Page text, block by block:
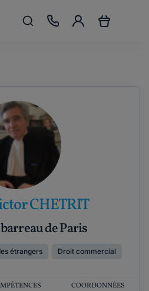
CHETRIT
de Paris
étrangers Droit commercial
COORDONNÉES